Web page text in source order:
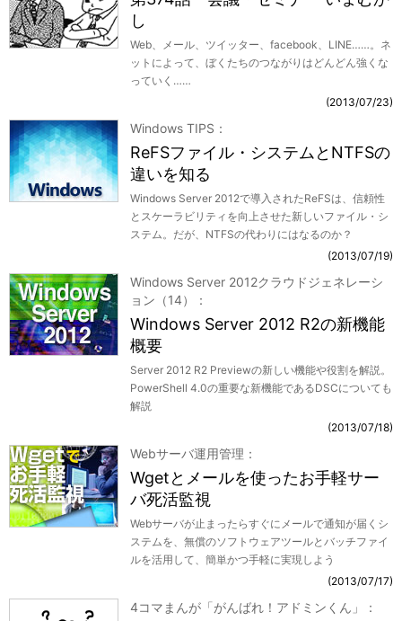
し
Web、メール、ツイッター、facebook、LINE……。ネ
ットによって、ぼくたちのつながりはどんどん強くな
っていく……
2013/07/23
Windows TIPS
ReFSファイル・システムとNTFSの
違いを知る
Windows Server 2012で導入されたReFSは、信頼性
とスケーラビリティを向上させた新しいファイル・シ
ステム。だが、NTFSの代わりにはなるのか？
2013/07/19
Windows Server 2012クラウドジェネレーシ
ョン（14）
Windows Server 2012 R2の新機能
概要
Server 2012 R2 Previewの新しい機能や役割を解説。
PowerShell 4.0の重要な新機能であるDSCについても
解説
2013/07/18
Webサーバ運用管理
Wgetとメールを使ったお手軽サー
バ死活監視
Webサーバが止まったらすぐにメールで通知が届くシ
ステムを、無償のソフトウェアツールとバッチファイ
ルを活用して、簡単かつ手軽に実現しよう
2013/07/17
4コマまんが「がんばれ！アドミンくん」